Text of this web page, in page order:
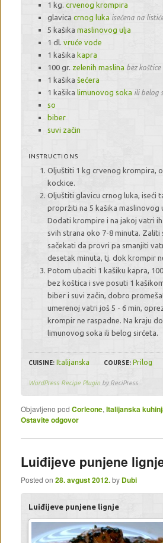
1 kg. crvenog krompira
glavica crnog luka isečena na
5 kašika maslinovog ulja
1 dl. vruće vode
1 kašika kapra
100 gr. zelenih maslina bez koštice
1 kašika šećera
1 kašika limunovog soka ili belog
so
biber
suvi začin
INSTRUCTIONS
Oljuštiti 1 kg crvenog krompira,
kockice.
Oljuštiti glavicu crnog luka, iseći
propržiti na 5 kašika maslinovog
Dodati krompire i na jakoj vatri
svih strana oko 7-8 minuta. Zaliti
sačekati da provri pa smanjiti
desetak minuta, tj. dok krompir
Potom ubaciti 1 kašiku kapra,
bez koštica i sve posuti 1
biber i suvi začin, dobro
umerenoj vatri još 5 - 6 min,
krompir ne raspadne. Na kraju
limunovog soka ili belog sirćeta.
CUISINE: Italijanska COURSE: Prilog
WordPress Recipe Pluginby ReciPress
Objavljeno pod Corleone, Italijanska
Ostavite odgovor
Luiđijeve punjene
Posted on 28. avgust 2012.by Dubi
Luiđijeve punjene lignje